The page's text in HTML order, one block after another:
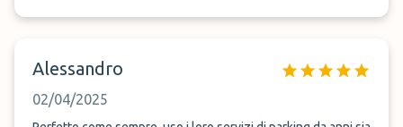
Alessandro
02/04/2025